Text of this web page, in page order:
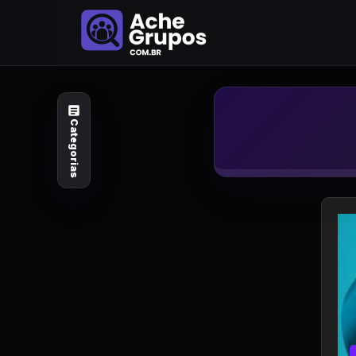
Explore por
assunto
Animais e Natureza
Arte e Design
Categorias